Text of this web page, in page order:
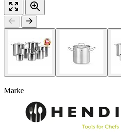
Marke